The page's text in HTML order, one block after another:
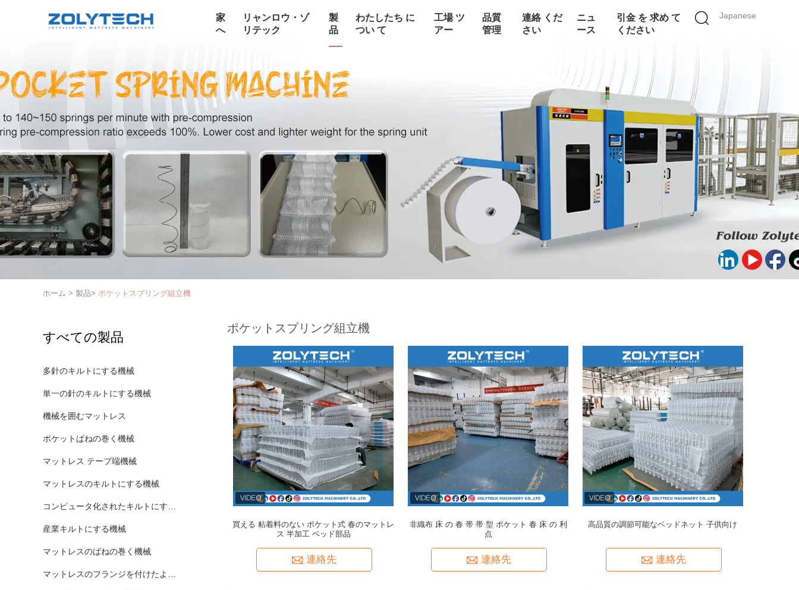
Japanese
家
へ
リャンロウ・ゾ
リテック
製
品
わたしたち に
つい て
工場 ツ
アー
品質
管理
連絡 くだ
さい
ニュ
ース
引金 を 求め て
ください
ホーム > 製品> ポケットスプリング組立機
すべての製品
多針のキルトにする機械
単一の針のキルトにする機械
機械を囲むマットレス
ポケットばねの巻く機械
マットレス テープ端機械
マットレスのキルトにする機械
産業キルトにする機械
マットレスのばねの巻く機械
ポケットスプリング組立機
買える 粘着料のない ポケット式 春のマットレ
ス 半加工 ベッド部品
連絡先
非織布 床 の 春 帯 帯 型 ポケット 春 床 の 利
点
連絡先
高品質の調節可能なベッドネット 子供向け
連絡先